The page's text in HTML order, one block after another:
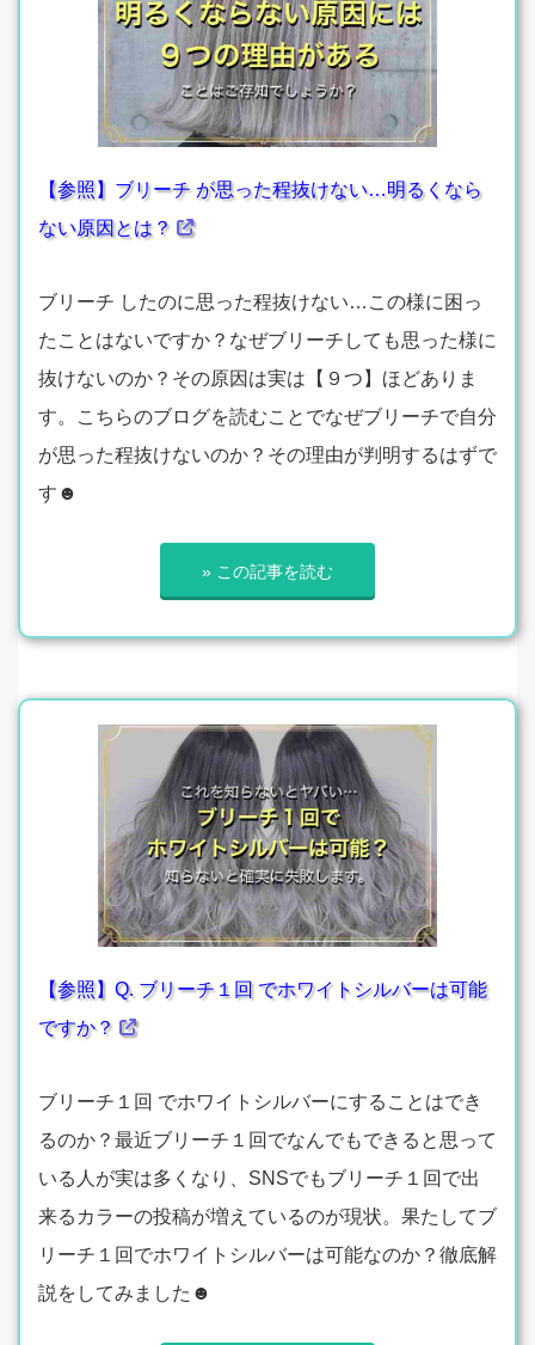
【参照】ブリーチ が思った程抜けない…明るくなら
ない原因とは？
ブリーチ したのに思った程抜けない…この様に困っ
たことはないですか？なぜブリーチしても思った様に
抜けないのか？その原因は実は【９つ】ほどありま
す。こちらのブログを読むことでなぜブリーチで自分
が思った程抜けないのか？その理由が判明するはずで
す☻
» この記事を読む
【参照】Q. ブリーチ１回 でホワイトシルバーは可能
ですか？
ブリーチ１回 でホワイトシルバーにすることはでき
るのか？最近ブリーチ１回でなんでもできると思って
いる人が実は多くなり、SNSでもブリーチ１回で出
来るカラーの投稿が増えているのが現状。果たしてブ
リーチ１回でホワイトシルバーは可能なのか？徹底解
説をしてみました☻